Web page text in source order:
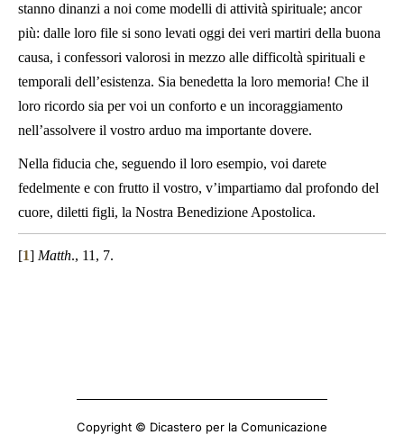
stanno dinanzi a noi come modelli di attività spirituale; ancor
più: dalle loro file si sono levati oggi dei veri martiri della buona
causa, i confessori valorosi in mezzo alle difficoltà spirituali e
temporali dell’esistenza. Sia benedetta la loro memoria! Che il
loro ricordo sia per voi un conforto e un incoraggiamento
nell’assolvere il vostro arduo ma importante dovere.
Nella fiducia che, seguendo il loro esempio, voi darete
fedelmente e con frutto il vostro, v’impartiamo dal profondo del
cuore, diletti figli, la Nostra Benedizione Apostolica.
[1] Matth., 11, 7.
Copyright © Dicastero per la Comunicazione